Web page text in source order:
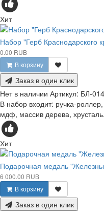
Хит
Набор "Герб Краснодарского
0.00 RUB
В корзину
Заказ в один клик
Нет в наличии Артикул: БЛ-014
В набор входит: ручка-
мдф, массив дерева,
Хит
Подарочная медаль
6 000.00 RUB
В корзину
Заказ в один клик